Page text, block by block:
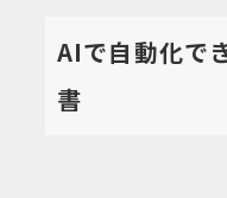
AIで自動化で
書